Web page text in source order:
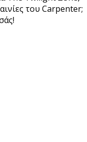
του Carpenter;